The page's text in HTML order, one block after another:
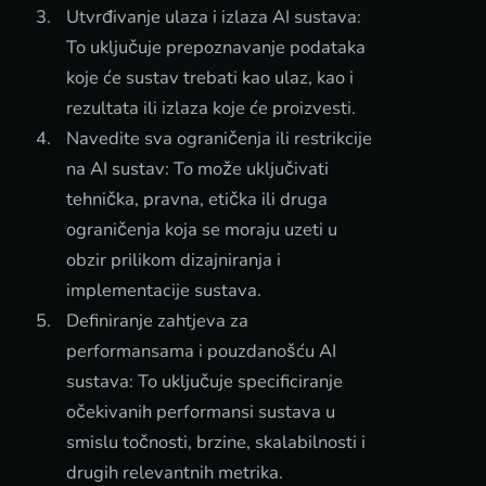
Utvrđivanje ulaza i izlaza AI sustava:
To uključuje prepoznavanje podataka
koje će sustav trebati kao ulaz, kao i
rezultata ili izlaza koje će proizvesti.
Navedite sva ograničenja ili restrikcije
na AI sustav: To može uključivati
tehnička, pravna, etička ili druga
ograničenja koja se moraju uzeti u
obzir prilikom dizajniranja i
implementacije sustava.
Definiranje zahtjeva za
performansama i pouzdanošću AI
sustava: To uključuje specificiranje
očekivanih performansi sustava u
smislu točnosti, brzine, skalabilnosti i
drugih relevantnih metrika.